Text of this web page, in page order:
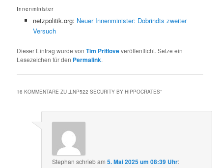
Innenminister
netzpolitik.org: Neuer Innenminister: Dobrindts zweiter
Versuch
Dieser Eintrag wurde vonTim Pritloveveröffentlicht. Setze ein
Lesezeichen für den Permalink.
16 KOMMENTARE ZU „LNP522 SECURITY BY HIPPOCRATES“
Stephan schriebam5. Mai 2025 um 08:39 Uhr: